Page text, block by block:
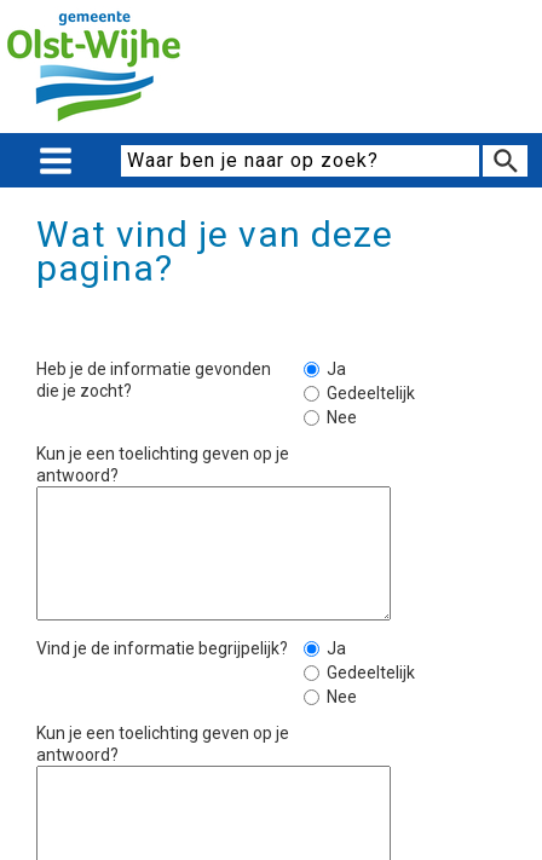
Wat vind je van deze
pagina?
Heb je de informatie gevonden
die je zocht?
Ja
Gedeeltelijk
Nee
Kun je een toelichting geven op je
antwoord?
Vind je de informatie begrijpelijk?
Ja
Gedeeltelijk
Nee
Kun je een toelichting geven op je
antwoord?